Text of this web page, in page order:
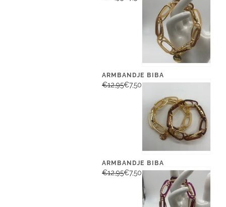
ARMBANDJE BIBA
€12,95€7,50
ARMBANDJE BIBA
€12,95€7,50